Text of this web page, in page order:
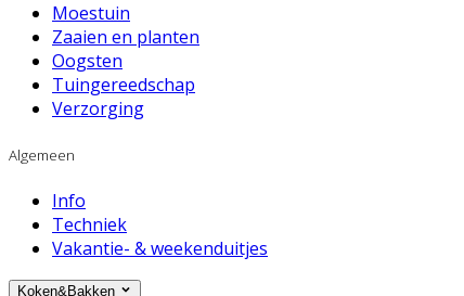
Moestuin
Zaaien en planten
Oogsten
Tuingereedschap
Verzorging
Algemeen
Info
Techniek
Vakantie- & weekenduitjes
Koken&Bakken